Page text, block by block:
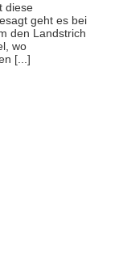
diese
geht es bei
den Landstrich
wo
[...]